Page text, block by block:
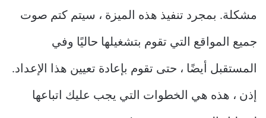
مشكلة. بمجرد تنفيذ هذه الميزة ، سيتم كتم صوت
جميع المواقع التي تقوم بتشغيلها حاليًا وفي
المستقبل أيضًا ، حتى تقوم بإعادة تعيين هذا الإعداد.
إذن ، هذه هي الخطوات التي يجب عليك اتباعها